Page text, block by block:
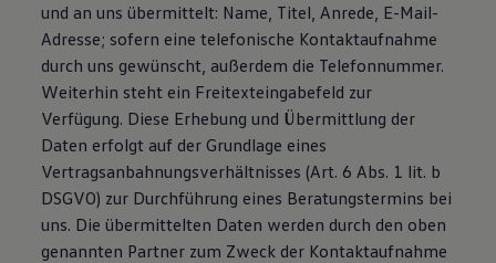
und an uns übermittelt: Name, Titel, Anrede, E-Mail-
Adresse; sofern eine telefonische Kontaktaufnahme
durch uns gewünscht, außerdem die Telefonnummer.
Weiterhin steht ein Freitexteingabefeld zur
Verfügung. Diese Erhebung und Übermittlung der
Daten erfolgt auf der Grundlage eines
Vertragsanbahnungsverhältnisses (Art. 6 Abs. 1 lit. b
DSGVO) zur Durchführung eines Beratungstermins bei
uns. Die übermittelten Daten werden durch den oben
genannten Partner zum Zweck der Kontaktaufnahme